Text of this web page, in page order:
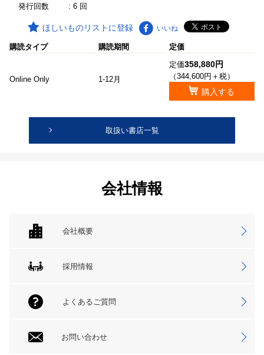
発行回数
: 6 回
ほしいものリストに登録 いいね
購読タイプ 購読期間 定価
Online Only 1-12月
定価358,880円
（344,600円＋税）
購入する
取扱い書店一覧
会社情報
会社概要
採用情報
よくあるご質問
お問い合わせ